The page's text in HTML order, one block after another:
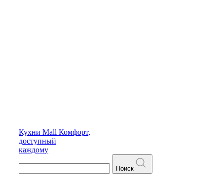
Кухни Mall Комфорт,
доступный
каждому
Поиск